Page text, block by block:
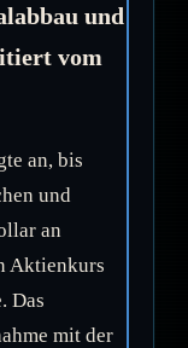
und
vom
an, bis
und
an
Aktienkurs
Das
mit der